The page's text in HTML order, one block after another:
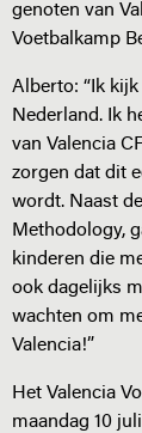
genoten van
Voetbalkamp
Alberto: “Ik
Nederland. Ik
van Valencia
zorgen dat dit
wordt. Naast
Methodology,
kinderen die
ook dagelijks
wachten om
Valencia!”
Het Valencia
maandag 10